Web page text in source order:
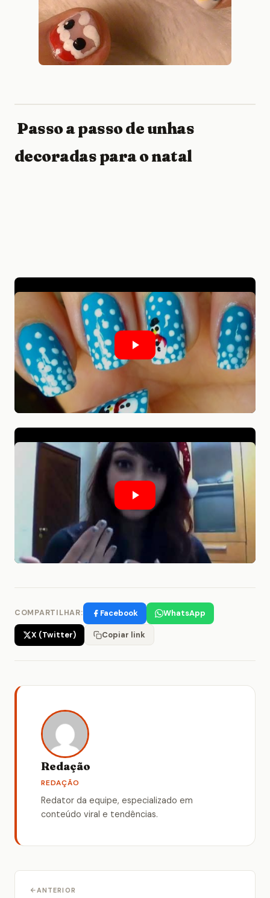
Passo a passo de unhas
decoradas para o natal
COMPARTILHAR: Facebook WhatsApp
X (Twitter) Copiar link
Redação
REDAÇÃO
Redator da equipe, especializado em
conteúdo viral e tendências.
ANTERIOR